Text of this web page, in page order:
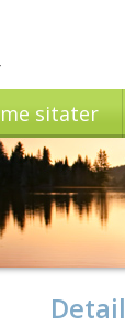
sitater
Detail